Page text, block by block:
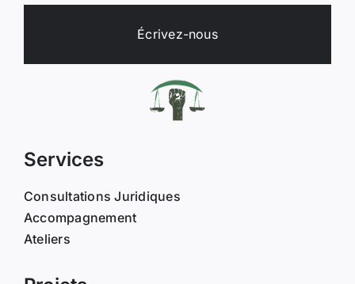
Écrivez-nous
Services
Consultations Juridiques
Accompagnement
Ateliers